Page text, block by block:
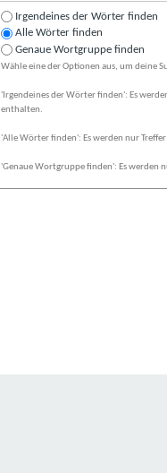
Irgendeines der Wörter finden
Alle Wörter finden
Genaue Wortgruppe finden
Wähle eine der Optionen aus, um deine
'Irgendeines der Wörter finden': Es
enthalten.
'Alle Wörter finden': Es werden nur
'Genaue Wortgruppe finden': Es werden